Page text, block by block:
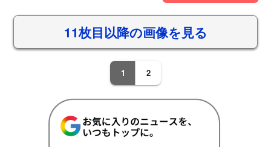
11枚目以降の画像を見る
1 2